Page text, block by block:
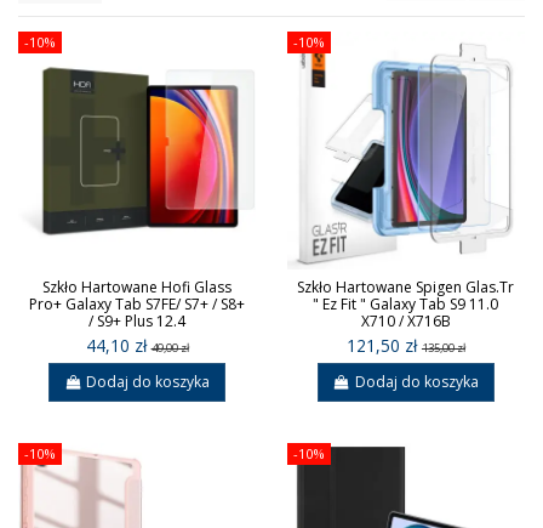
-10%
Szkło Hartowane Hofi Glass
Pro+ Galaxy Tab S7FE/ S7+ / S8+
/ S9+ Plus 12.4
44,10 zł49,00 zł
Dodaj do koszyka
-10%
Szkło Hartowane Spigen Glas.Tr
" Ez Fit " Galaxy Tab S9 11.0
X710 / X716B
121,50 zł 135,00 zł
Dodaj do koszyka
-10% -10%